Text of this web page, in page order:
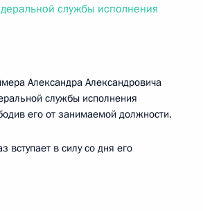
службы исполнения
Александра Александровича
службы исполнения
его от занимаемой должности.
вступает в силу со дня его